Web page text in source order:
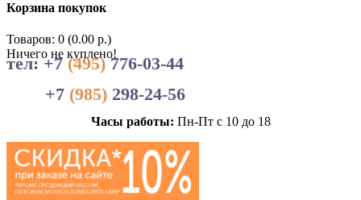
Корзина покупок
Товаров: 0 (0.00 р.)
Ничего не куплено!
тел: +7(495)776-03-44
+7 (985) 298-24-56
Часы работы: Пн-Пт с 10 до 18